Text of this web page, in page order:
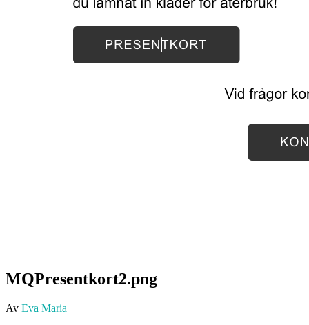
MQPresentkort2.png
Av Eva Maria